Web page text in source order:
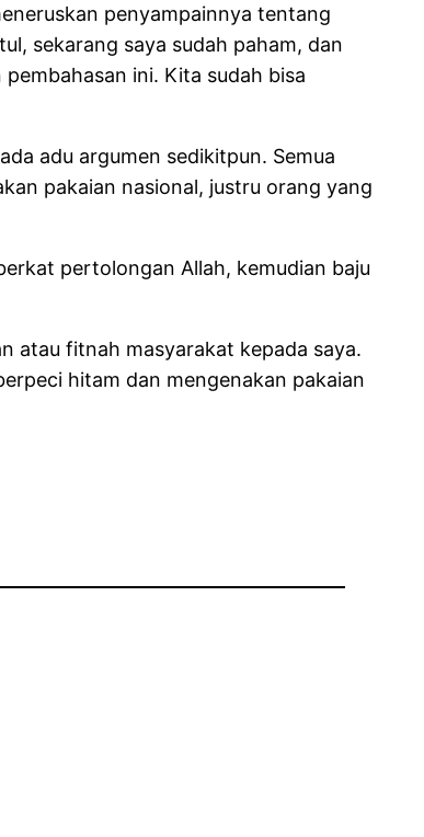
penyampainnya tentang
sekarang saya sudah paham, dan
ini. Kita sudah bisa
adu argumen sedikitpun. Semua
pakaian nasional, justru orang yang
pertolongan Allah, kemudian baju
atau fitnah masyarakat kepada saya.
hitam dan mengenakan pakaian